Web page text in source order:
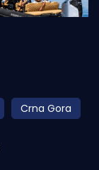
Crna Gora